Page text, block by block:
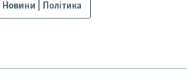
Новини | Політика